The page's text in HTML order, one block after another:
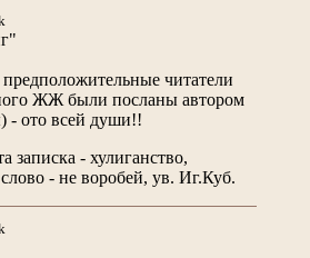
предположительные читатели
ЖЖ были посланы автором
- ото всей души!!
записка - хулиганство,
- не воробей, ув. Иг.Куб.